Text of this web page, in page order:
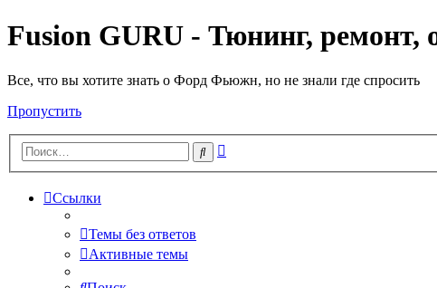
Fusion GURU - Тюнинг, ремонт,
Все, что вы хотите знать о Форд Фьюжн, но не знали где спросить
Пропустить
Поиск
Ссылки
Темы без ответов
Активные темы